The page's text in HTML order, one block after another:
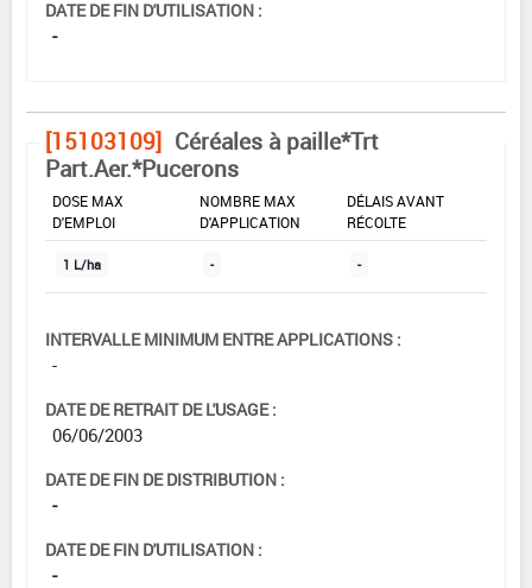
DATE DE FIN D'UTILISATION :
-
[15103109] Céréales à paille*Trt
Part.Aer.*Pucerons
DOSE MAX
D'EMPLOI
NOMBRE MAX
D'APPLICATION
DÉLAIS AVANT
RÉCOLTE
1 L/ha - -
INTERVALLE MINIMUM ENTRE APPLICATIONS :
-
DATE DE RETRAIT DE L'USAGE :
06/06/2003
DATE DE FIN DE DISTRIBUTION :
-
DATE DE FIN D'UTILISATION :
-